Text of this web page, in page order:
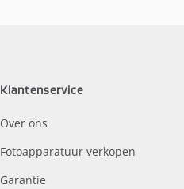
Klantenservice
Over ons
Fotoapparatuur verkopen
Garantie